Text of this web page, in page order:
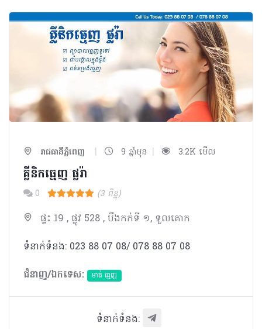
រាជធានីភ្នំពេញ | 9 ឆ្នាំមុន | 3.2K មើល
គ្លីនិក​ធ្មេញ ផ្លរ៉ា
0 (3 ពិន្ទុ)
ផ្ទះ 19 , ផ្លូវ 528 , បឹងកក់ទី ១, ទួលគោក
ទំនាក់ទំនង: 023 88 07 08/ 078 88 07 08
ជំនាញ/ឯកទេស:
មាត់ ធ្មេញ
ទំនាក់ទំនង: